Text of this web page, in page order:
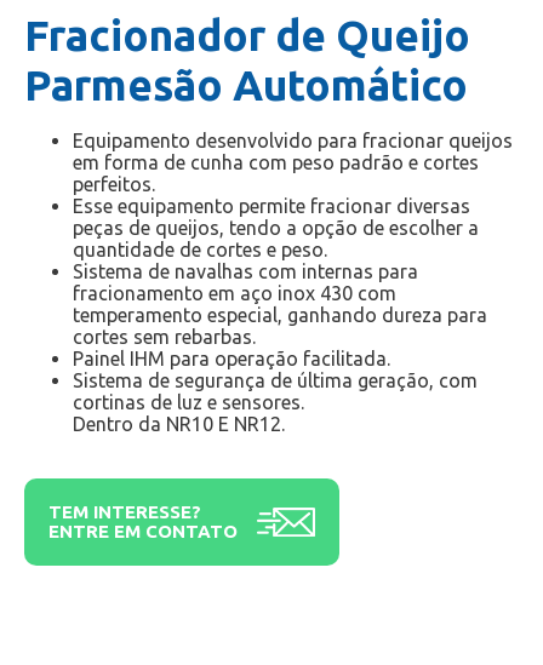
Fracionador de Queijo
Parmesão Automático
Equipamento desenvolvido para fracionar queijos
em forma de cunha com peso padrão e cortes
perfeitos.
Esse equipamento permite fracionar diversas
peças de queijos, tendo a opção de escolher a
quantidade de cortes e peso.
Sistema de navalhas com internas para
fracionamento em aço inox 430 com
temperamento especial, ganhando dureza para
cortes sem rebarbas.
Painel IHM para operação facilitada.
Sistema de segurança de última geração, com
cortinas de luz e sensores.
Dentro da NR10 E NR12.
TEM INTERESSE?
ENTRE EM CONTATO